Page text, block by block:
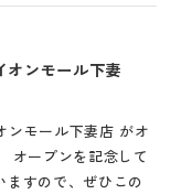
ンモール下妻
モール下妻店 がオ
オープンを記念して
ますので、ぜひこの